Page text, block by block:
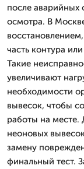
после аварийных
осмотра. В
часть контура
Такие
увеличивают
необходимости
вывесок, чтобы
работы на месте.
неоновых
замену
финальный тест.